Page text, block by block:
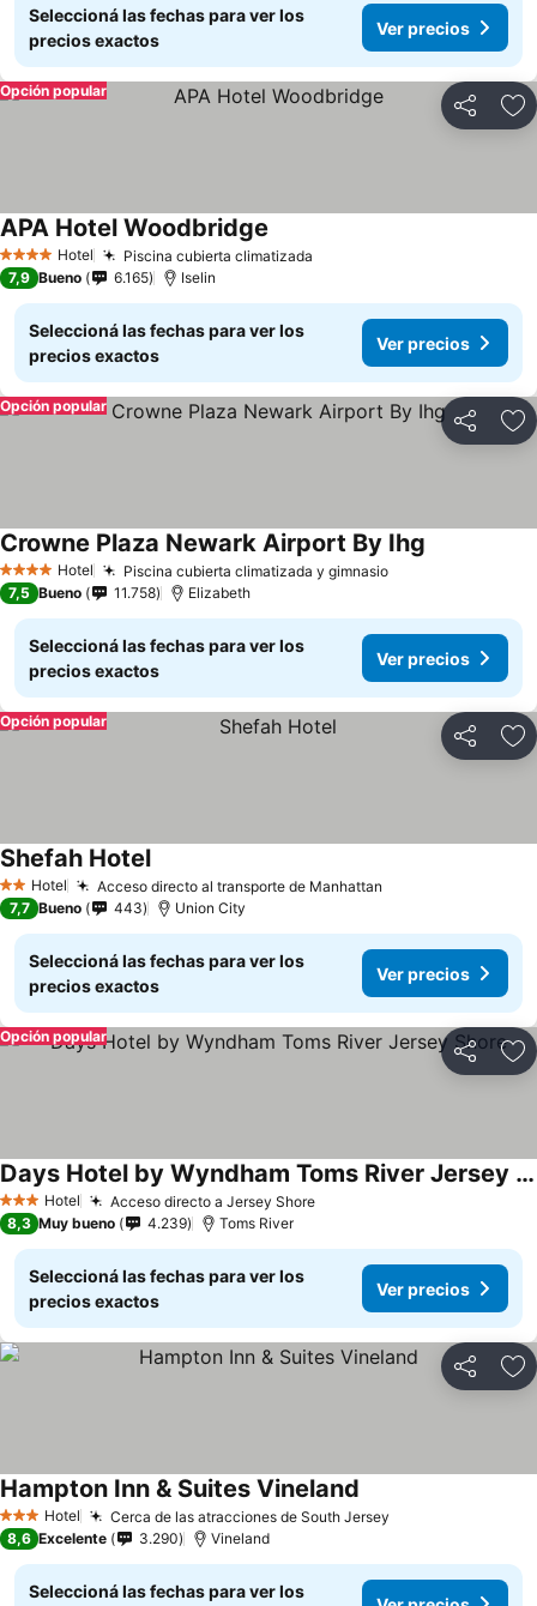
Seleccioná las fechas para ver los
precios exactos
Ver precios
Compartir
Opción popular
4 EstrellasHotel Piscina cubierta climatizada
APA Hotel Woodbridge
7,9 Bueno 6.165 Iselin
Seleccioná las fechas para ver los
precios exactos
Ver precios
Compartir
Opción popular
4 EstrellasHotel Piscina cubierta climatizada y gimnasio
Crowne Plaza Newark Airport By Ihg
7,5 Bueno 11.758 Elizabeth
Seleccioná las fechas para ver los
precios exactos
Ver precios
Compartir
Opción popular
2 Estrellas
Hotel Acceso directo al transporte de Manhattan
Shefah Hotel
7,7 Bueno 443 Union City
Seleccioná las fechas para ver los
precios exactos
Ver precios
Compartir
Opción popular
3 Estrellas
Hotel Acceso directo a Jersey Shore
Days Hotel by Wyndham Toms River Jersey Shore
8,3 Muy bueno 4.239 Toms River
Seleccioná las fechas para ver los
precios exactos
Ver precios
Compartir
3 Estrellas
Hotel Cerca de las atracciones de South Jersey
Hampton Inn & Suites Vineland
8,6 Excelente 3.290 Vineland
Seleccioná las fechas para ver los